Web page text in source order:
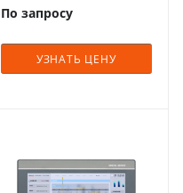
По запросу
УЗНАТЬ ЦЕНУ